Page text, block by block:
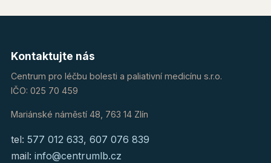
Kontaktujte nás
Centrum pro léčbu bolesti a paliativní medicínu s.r.o.
IČO: 025 70 459
Mariánské náměstí 48, 763 14 Zlín
tel: 577 012 633, 607 076 839
mail: info@centrumlb.cz